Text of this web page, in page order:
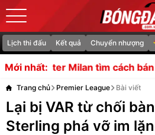
Lịch thi đấu Kết quả Chuyển nhượng
Mới nhất:
tìm cách bán Frattesi, dọn
Trang chủ Premier League Bài viết
Lại bị VAR từ chối
Sterling phá vỡ im